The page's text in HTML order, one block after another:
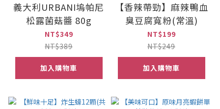
義大利URBANI塢帕尼
松露菌菇醬 80g
NT$349
NT$389
加入購物車
【香辣帶勁】麻辣鴨血
臭豆腐寬粉(常溫)
NT$199
NT$249
加入購物車